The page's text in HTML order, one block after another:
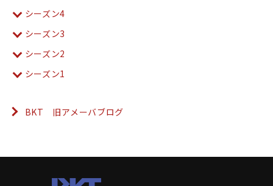
シーズン4
シーズン3
シーズン2
シーズン1
BKT 旧アメーバブログ